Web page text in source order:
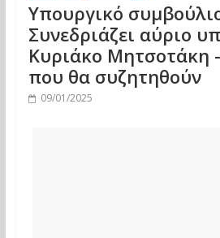
Υπουργικό
Συνεδριάζει αύριο
Κυριάκο Μητσοτάκη
που θα συζητηθούν
09/01/2025